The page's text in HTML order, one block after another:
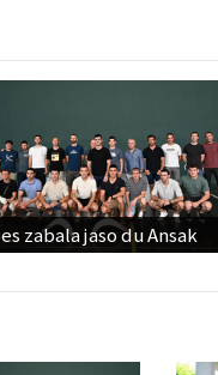
zabala jaso du Ansak